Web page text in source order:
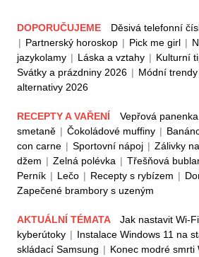
DOPORUČUJEME Děsivá telefonní
| Partnerský horoskop | Pick me girl |
jazykolamy | Láska a vztahy | Kulturní
Svátky a prázdniny 2026 | Módní
alternativy 2026
RECEPTY A VAŘENÍ Vepřová panenka
smetaně | Čokoládové muffiny |
con carne | Sportovní nápoj | Zálivky
džem | Zelná polévka | Třešňová
Perník | Lečo | Recepty s rybízem |
Zapečené brambory s uzeným
AKTUÁLNÍ TÉMATA Jak nastavit Wi-Fi
kyberútoky | Instalace Windows 11 na
skládací Samsung | Konec modré smrti